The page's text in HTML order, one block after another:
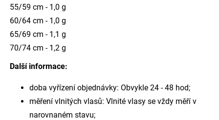
55/59 cm - 1,0 g
60/64 cm - 1,0 g
65/69 cm - 1,1 g
70/74 cm - 1,2 g
Další informace:
doba vyřízení objednávky: Obvykle 24 - 48 hod;
měření vlnitých vlasů: Vlnité vlasy se vždy měří v
narovnaném stavu;